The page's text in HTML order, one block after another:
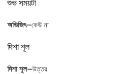
শুভ সময়টা
অভিজিৎ—কেউ না
দিশা শূল
দিশা শূল—উত্তর